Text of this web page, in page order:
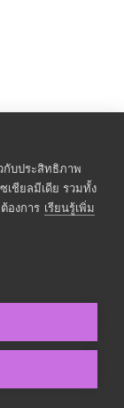
Reserved
กับประสิทธิภาพ
เชียลมีเดีย รวมทั้ง
องการ เรียนรู้เพิ่ม